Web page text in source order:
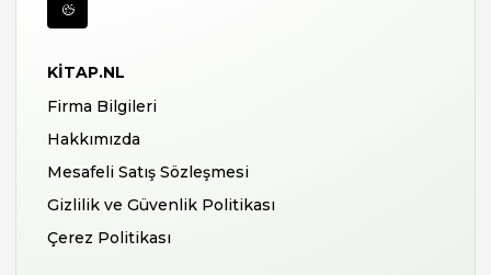
KITAP.NL
Firma Bilgileri
Hakkımızda
Mesafeli Satış Sözleşmesi
Gizlilik ve Güvenlik Politikası
Çerez Politikası